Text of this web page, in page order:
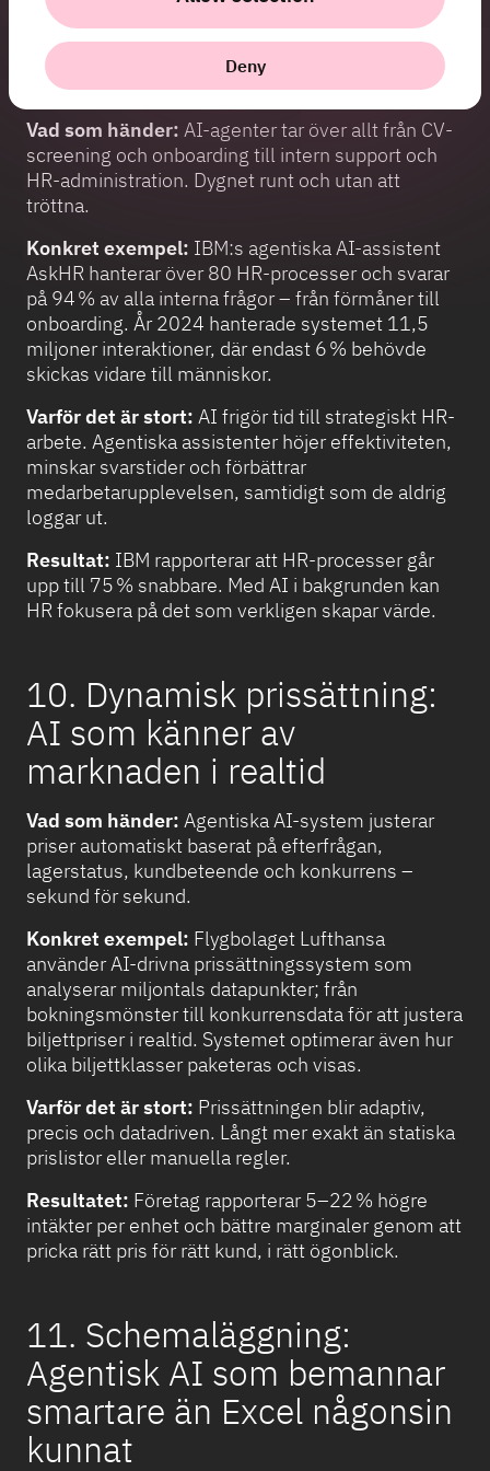
Deny
som rekryterar medan du
sover
Vad som händer: AI-agenter tar över allt från CV-
screening och onboarding till intern support och
HR-administration. Dygnet runt och utan att
tröttna.
Konkret exempel: IBM:s agentiska AI-assistent
AskHR hanterar över 80 HR-processer och svarar
på 94 % av alla interna frågor – från förmåner till
onboarding. År 2024 hanterade systemet 11,5
miljoner interaktioner, där endast 6 % behövde
skickas vidare till människor.
Varför det är stort: AI frigör tid till strategiskt HR-
arbete. Agentiska assistenter höjer effektiviteten,
minskar svarstider och förbättrar
medarbetarupplevelsen, samtidigt som de aldrig
loggar ut.
Resultat: IBM rapporterar att HR-processer går
upp till 75 % snabbare. Med AI i bakgrunden kan
HR fokusera på det som verkligen skapar värde.
10. Dynamisk prissättning:
AI som känner av
marknaden i realtid
Vad som händer: Agentiska AI-system justerar
priser automatiskt baserat på efterfrågan,
lagerstatus, kundbeteende och konkurrens –
sekund för sekund.
Konkret exempel: Flygbolaget Lufthansa
använder AI-drivna prissättningssystem som
analyserar miljontals datapunkter; från
bokningsmönster till konkurrensdata för att justera
biljettpriser i realtid. Systemet optimerar även hur
olika biljettklasser paketeras och visas.
Varför det är stort: Prissättningen blir adaptiv,
precis och datadriven. Långt mer exakt än statiska
prislistor eller manuella regler.
Resultatet: Företag rapporterar 5–22 % högre
intäkter per enhet och bättre marginaler genom att
pricka rätt pris för rätt kund, i rätt ögonblick.
11. Schemaläggning:
Agentisk AI som bemannar
smartare än Excel någonsin
kunnat